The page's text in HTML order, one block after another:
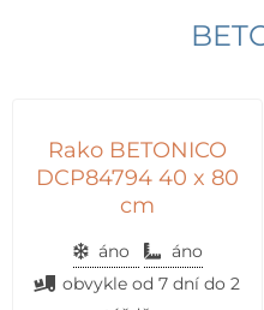
Rako BETONICO
DCP84794 40 x 80
cm
áno
áno
obvykle od 7 dní do 2